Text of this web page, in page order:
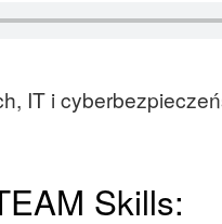
IT i
Skills: